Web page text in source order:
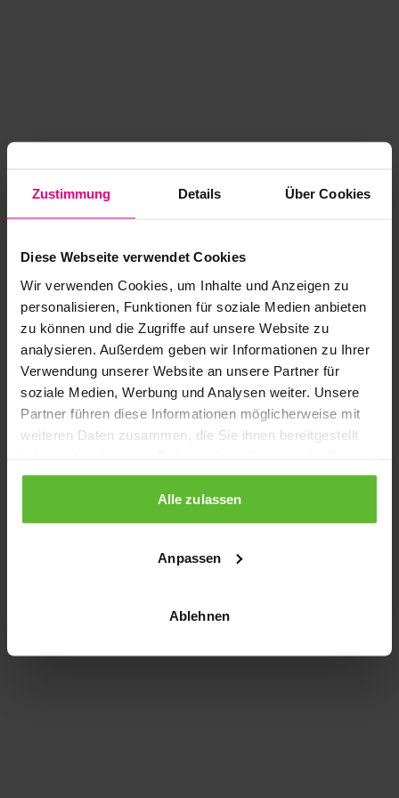
Zustimmung Details Über Cookies
Diese Webseite verwendet Cookies
Wir verwenden Cookies, um Inhalte und Anzeigen zu
personalisieren, Funktionen für soziale Medien anbieten
zu können und die Zugriffe auf unsere Website zu
analysieren. Außerdem geben wir Informationen zu Ihrer
Verwendung unserer Website an unsere Partner für
soziale Medien, Werbung und Analysen weiter. Unsere
Partner führen diese Informationen möglicherweise mit
weiteren Daten zusammen, die Sie ihnen bereitgestellt
gesammelt haben.
Alle zulassen
Anpassen
Ablehnen
Application error: a client-side exception has occurred
loading www.kurzwego.de (see the browser console for more
information).